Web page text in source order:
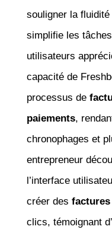
souligner la
simplifie les
utilisateurs
capacité de
processus de
paiements,
chronophages et
entrepreneur
l’interface
créer des factures
clics, témoignant